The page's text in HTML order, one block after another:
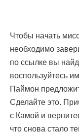
Чтобы начать
необходимо
по ссылке вы
воспользуйтесь
Паймон
Сделайте это.
с Камой и
что снова стало